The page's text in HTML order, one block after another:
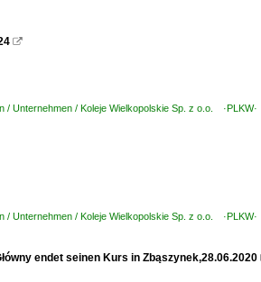

/ Unternehmen / Koleje Wielkopolskie Sp. z o.o. ·PLKW·
/ Unternehmen / Koleje Wielkopolskie Sp. z o.o. ·PLKW·
endet seinen Kurs in Zbąszynek,28.06.2020